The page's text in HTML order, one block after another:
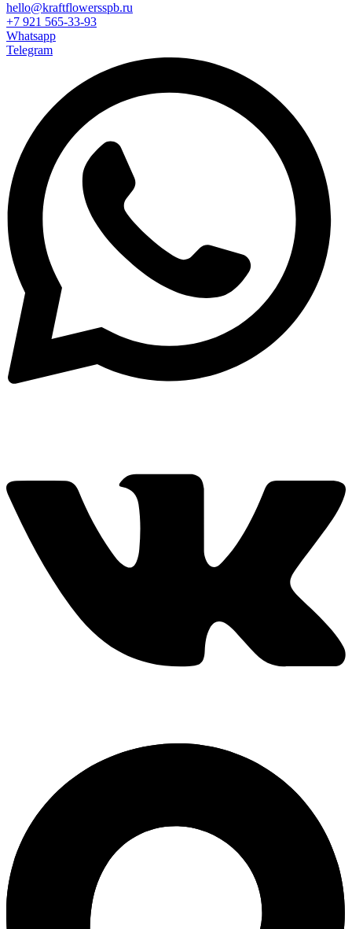
hello@kraftflowersspb.ru
+7 921 565-33-93
Whatsapp
Telegram